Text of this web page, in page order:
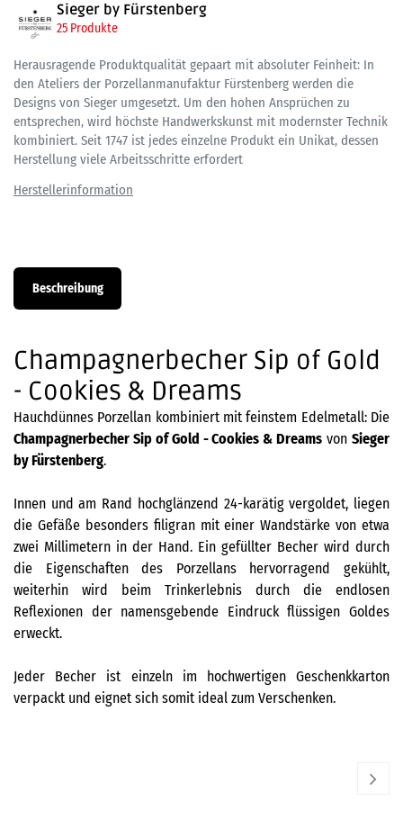
Sieger by Fürstenberg
25 Produkte
Herausragende Produktqualität gepaart mit absoluter Feinheit: In
den Ateliers der Porzellanmanufaktur Fürstenberg werden die
Designs von Sieger umgesetzt. Um den hohen Ansprüchen zu
entsprechen, wird höchste Handwerkskunst mit modernster Technik
kombiniert. Seit 1747 ist jedes einzelne Produkt ein Unikat, dessen
Herstellung viele Arbeitsschritte erfordert
Beschreibung
Champagnerbecher Sip of Gold
- Cookies & Dreams
Hauchdünnes Porzellan kombiniert mit feinstem Edelmetall: Die
Champagnerbecher Sip of Gold - Cookies & Dreams vonSieger
by Fürstenberg.
Innen und am Rand hochglänzend 24-karätig vergoldet, liegen
die Gefäße besonders filigran mit einer Wandstärke von etwa
zwei Millimetern in der Hand. Ein gefüllter Becher wird durch
die Eigenschaften des Porzellans hervorragend gekühlt,
weiterhin wird beim Trinkerlebnis durch die endlosen
Reflexionen der namensgebende Eindruck flüssigen Goldes
erweckt.
Jeder Becher ist einzeln im hochwertigen Geschenkkarton
verpackt und eignet sich somit ideal zum Verschenken.